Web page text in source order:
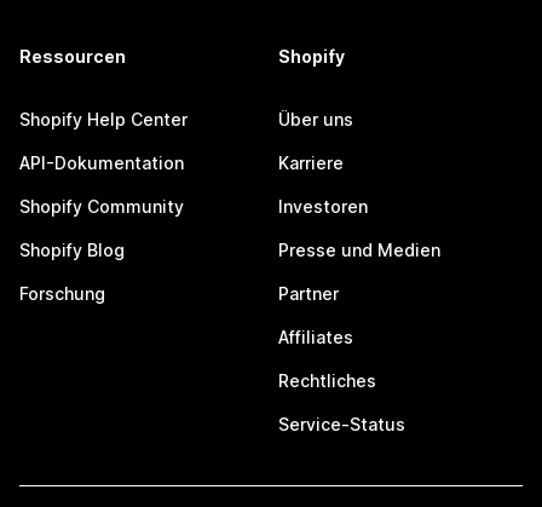
Ressourcen
Shopify Help Center
API-Dokumentation
Shopify Community
Shopify Blog
Forschung
Shopify
Über uns
Karriere
Investoren
Presse und Medien
Partner
Affiliates
Rechtliches
Service-Status